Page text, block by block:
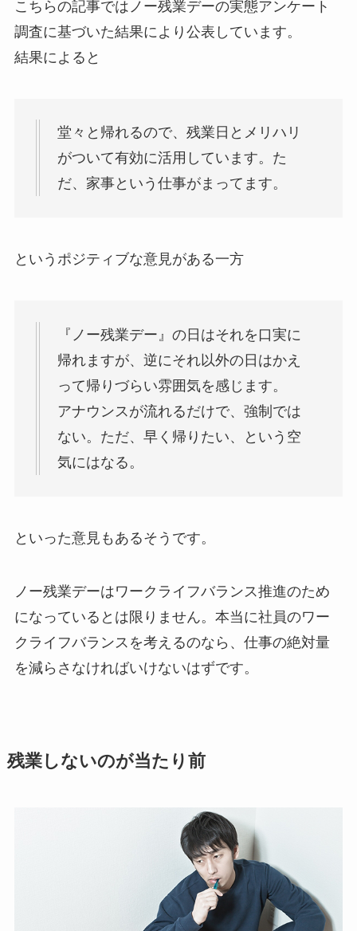
こちらの記事ではノー残業デーの実態アンケート
調査に基づいた結果により公表しています。
結果によると
堂々と帰れるので、残業日とメリハリ
がついて有効に活用しています。た
だ、家事という仕事がまってます。
というポジティブな意見がある一方
『ノー残業デー』の日はそれを口実に
帰れますが、逆にそれ以外の日はかえ
って帰りづらい雰囲気を感じます。
アナウンスが流れるだけで、強制では
ない。ただ、早く帰りたい、という空
気にはなる。
といった意見もあるそうです。
ノー残業デーはワークライフバランス推進のため
になっているとは限りません。本当に社員のワー
クライフバランスを考えるのなら、仕事の絶対量
を減らさなければいけないはずです。
残業しないのが当たり前